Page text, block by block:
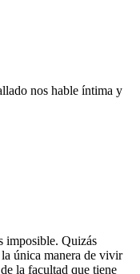
nos hable íntima y
imposible. Quizás
única manera de vivir
la facultad que tiene